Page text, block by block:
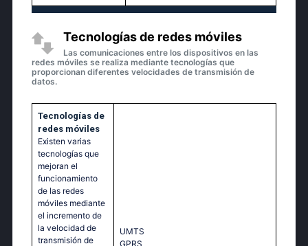
Tecnologías de redes móviles
Las comunicaciones entre los dispositivos en las
redes móviles se realiza mediante tecnologías que
proporcionan diferentes velocidades de transmisión de
datos.
Tecnologías de
redes móviles
Existen varias
tecnologías que
mejoran el
funcionamiento
de las redes
móviles mediante
el incremento de
la velocidad de
transmisión de
UМТS
GРRS